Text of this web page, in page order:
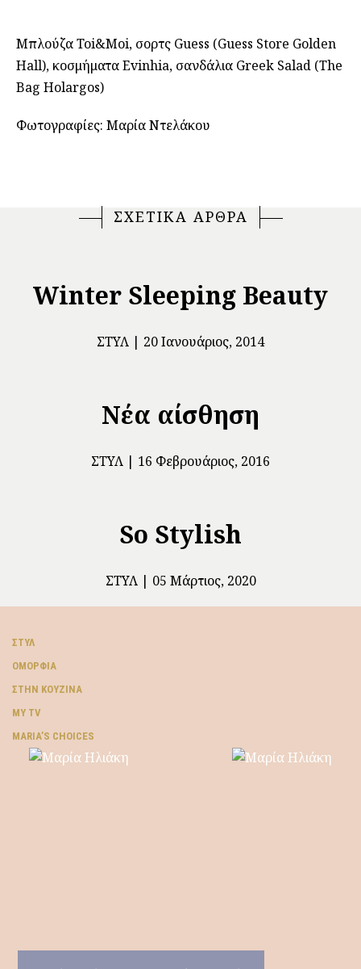
Μπλούζα Toi&Moi, σορτς Guess (Guess Store Golden
Hall), κοσμήματα Evinhia, σανδάλια Greek Salad (The
Bag Holargos)
Φωτογραφίες: Μαρία Ντελάκου
ΣΧΕΤΙΚΑ ΑΡΘΡΑ
Winter Sleeping Beauty
ΣΤΥΛ 20 Ιανουάριος, 2014
Νέα αίσθηση
ΣΤΥΛ 16 Φεβρουάριος, 2016
So Stylish
ΣΤΥΛ 05 Μάρτιος, 2020
ΣΤΥΛ
ΟΜΟΡΦΙΆ
ΣΤΗΝ ΚΟΥΖΊΝΑ
MY TV
ΜARIA’S CHOICES